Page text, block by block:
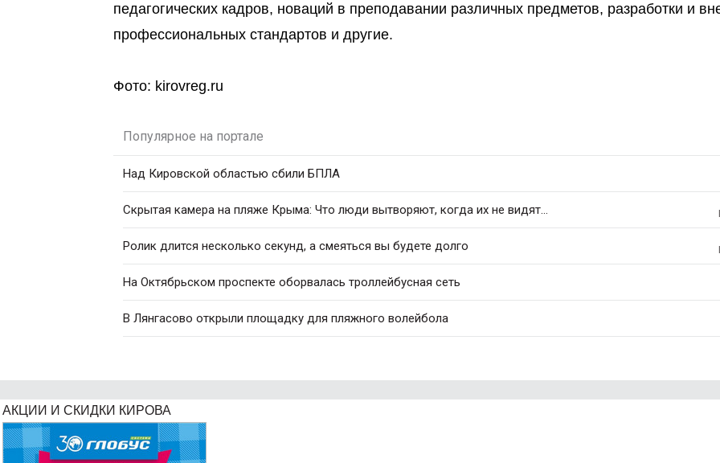
педагогических кадров, новаций в преподавании различных предметов, разработки и
профессиональных стандартов и другие.
Фото: kirovreg.ru
Популярное на портале
Над Кировской областью сбили БПЛА
Скрытая камера на пляже Крыма: Что люди вытворяют, когда их не видят...
Ролик длится несколько секунд, а смеяться вы будете долго
На Октябрьском проспекте оборвалась троллейбусная сеть
В Лянгасово открыли площадку для пляжного волейбола
АКЦИИ И СКИДКИ КИРОВА